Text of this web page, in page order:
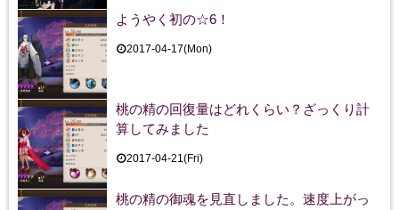
ようやく初の☆6！
2017-04-17(Mon)
桃の精の回復量はどれくらい？ざっくり計
算してみました
2017-04-21(Fri)
桃の精の御魂を見直しました。速度上がっ